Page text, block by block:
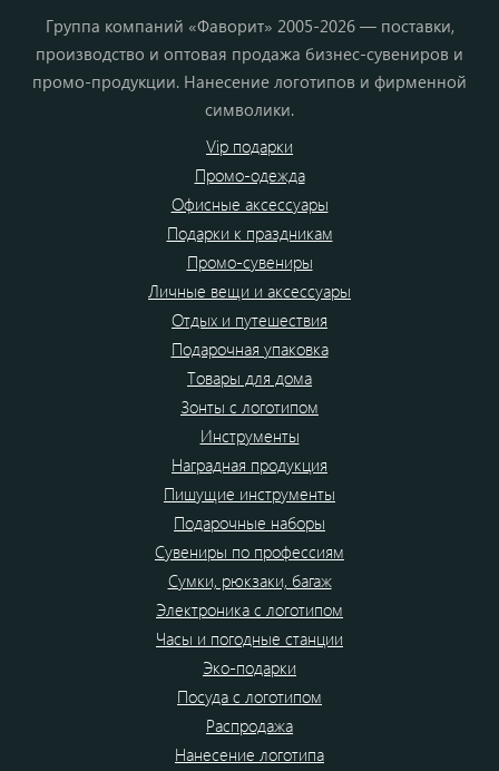
Группа компаний «Фаворит» 2005-2026 — поставки,
производство и оптовая продажа бизнес-сувениров и
промо-продукции. Нанесение логотипов и фирменной
символики.
Vip подарки
Промо-одежда
Офисные аксессуары
Подарки к праздникам
Промо-сувениры
Личные вещи и аксессуары
Отдых и путешествия
Подарочная упаковка
Товары для дома
Зонты с логотипом
Инструменты
Наградная продукция
Пишущие инструменты
Подарочные наборы
Сувениры по профессиям
Сумки, рюкзаки, багаж
Электроника с логотипом
Часы и погодные станции
Эко-подарки
Посуда с логотипом
Распродажа
Нанесение логотипа